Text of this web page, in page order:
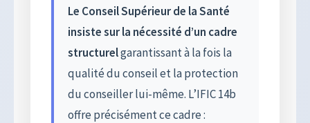
Le Conseil Supérieur de la Santé
insiste sur la nécessité d’un cadre
structurelgarantissant à la fois la
qualité du conseil et la protection
du conseiller lui-même. L’IFIC 14b
offre précisément ce cadre :